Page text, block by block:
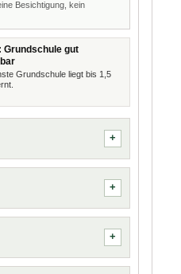
Besichtigung, kein
Grundschule gut
Grundschule liegt bis 1,5